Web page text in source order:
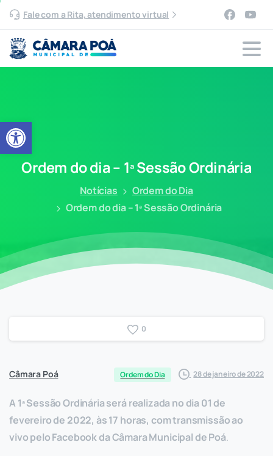
Abrir a barra de ferramentas
Fale com a Rita, atendimento virtual
Ordem dodia– 1ªSessãoOrdinária
Notícias
Ordem do Dia
Ordem do dia – 1ª Sessão Ordinária
0
Câmara Poá Ordem do Dia 28 de janeiro de 2022
A 1ªSessãoOrdinária será realizada no dia 01 de
fevereiro de 2022, às 17 horas, com transmissão ao
vivo pelo Facebook daCâmaraMunicipal de Poá.